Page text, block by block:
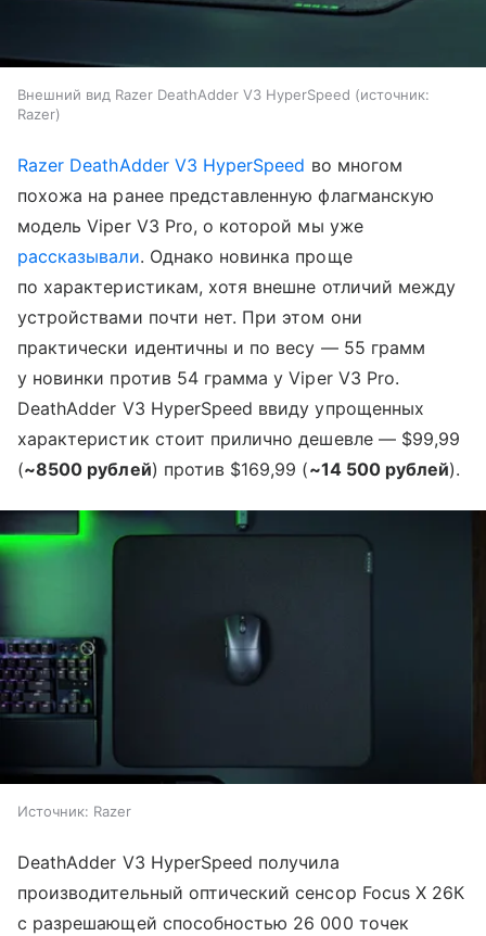
Внешний вид Razer DeathAdder V3 HyperSpeed
источник:
Razer
Razer DeathAdder V3 HyperSpeed во многом
похожа на ранее представленную флагманскую
модель Viper V3 Pro, о которой мы уже
рассказывали. Однако новинка проще
по характеристикам, хотя внешне отличий между
устройствами почти нет. При этом они
практически идентичны и по весу — 55 грамм
у новинки против 54 грамма у Viper V3 Pro.
DeathAdder V3 HyperSpeed ввиду упрощенных
характеристик стоит прилично дешевле — $99,99
(~8500 рублей) против $169,99 (~14 500 рублей).
Источник: Razer
DeathAdder V3 HyperSpeed получила
производительный оптический сенсор Focus X 26К
с разрешающей способностью 26 000 точек